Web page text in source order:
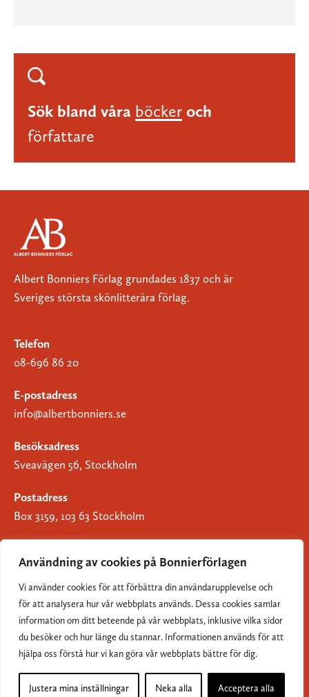
Användning av cookies på Bonnierförlagen
Vi använder cookies för att förbättra din användarupplevelse och
för att analysera hur vår webbplats används. Dessa cookies samlar
information om ditt beteende på vår webbplats, inklusive vilka sidor
du besöker och hur länge du stannar. Informationen används för att
hjälpa oss förstå hur vi kan göra vår webbplats bättre för dig.
Justera mina inställningar Neka alla Acceptera alla
Sök bland våra böcker och
författare
Albert Bonniers Förlag grundades 1837 och är
Sveriges största skönlitterära förlag.
Telefon
08-696 86 20
E-postadress
info@albertbonniers.se
Besöksadress
Sveavägen 56, Stockholm
Postadress
Box 3159, 103 63 Stockholm
Om Bonnierförlagen
Cookies
Integritetspolicy